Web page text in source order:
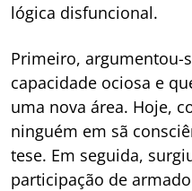
lógica disfuncional.
Primeiro, argumentou-
capacidade ociosa e
uma nova área. Hoje,
ninguém em sã
tese. Em seguida,
participação de